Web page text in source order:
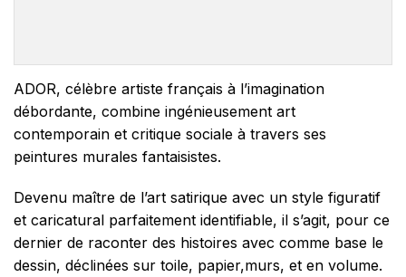
ADOR, célèbre artiste français à l’imagination
débordante, combine ingénieusement art
contemporain et critique sociale à travers ses
peintures murales fantaisistes.
Devenu maître de l’art satirique avec un style figuratif
et caricatural parfaitement identifiable, il s’agit, pour ce
dernier de raconter des histoires avec comme base le
dessin, déclinées sur toile, papier,murs, et en volume.